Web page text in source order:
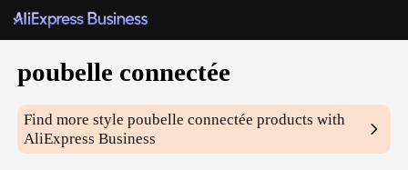
poubelle connectée
Find more stylepoubelle connectée products with
AliExpress Business